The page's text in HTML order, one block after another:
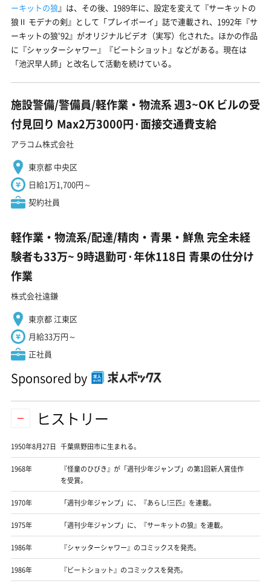
ーキットの狼』は、その後、1989年に、設定を変えて『サーキットの
狼Ⅱ モデナの剣』として「プレイボーイ」誌で連載され、1992年『サ
ーキットの狼'92』がオリジナルビデオ（実写）化された。ほかの作品
に『シャッターシャワー』『ビートショット』などがある。現在は
「池沢早人師」と改名して活動を続けている。
施設警備/警備員/軽作業・物流系 週3~OK ビルの受
付見回り Max2万3000円·面接交通費支給
アラコム株式会社
東京都 中央区
日給1万1,700円～
契約社員
軽作業・物流系/配達/精肉・青果・鮮魚 完全未経
験者も33万~ 9時退勤可·年休118日 青果の仕分け
作業
株式会社遠鎌
東京都 江東区
月給33万円～
正社員
Sponsored by
ヒストリー
1950年8月27日 千葉県野田市に生まれる。
1968年
『怪童のひびき』が「週刊少年ジャンプ」の第1回新人賞佳作
を受賞。
1970年 「週刊少年ジャンプ」に、『あらし!三匹』を連載。
1975年 「週刊少年ジャンプ」に、『サーキットの狼』を連載。
1986年 『シャッターシャワー』のコミックスを発売。
1986年 『ビートショット』のコミックスを発売。